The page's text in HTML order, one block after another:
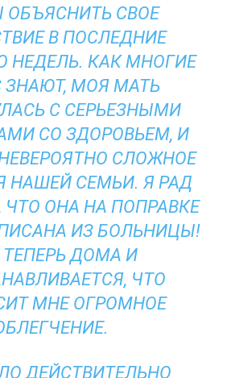
ОБЪЯСНИТЬ СВОЕ
В ПОСЛЕДНИЕ
НЕДЕЛЬ. КАК МНОГИЕ
ЗНАЮТ, МОЯ МАТЬ
С СЕРЬЕЗНЫМИ
СО ЗДОРОВЬЕМ, И
СЛОЖНОЕ
НАШЕЙ СЕМЬИ. Я РАД
ОНА НА ПОПРАВКЕ
ИЗ БОЛЬНИЦЫ!
ДОМА И
ЧТО
МНЕ ОГРОМНОЕ
ДЕЙСТВИТЕЛЬНО